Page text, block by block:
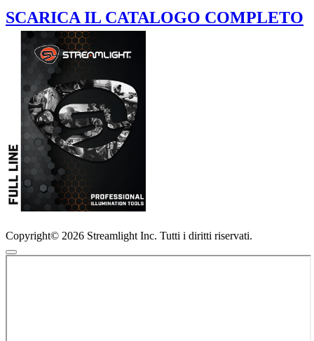
SCARICA IL CATALOGO COMPLETO
Copyright© 2026 Streamlight Inc. Tutti i diritti riservati.